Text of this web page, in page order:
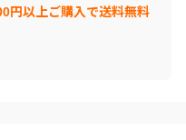
円以上ご購入で送料無料